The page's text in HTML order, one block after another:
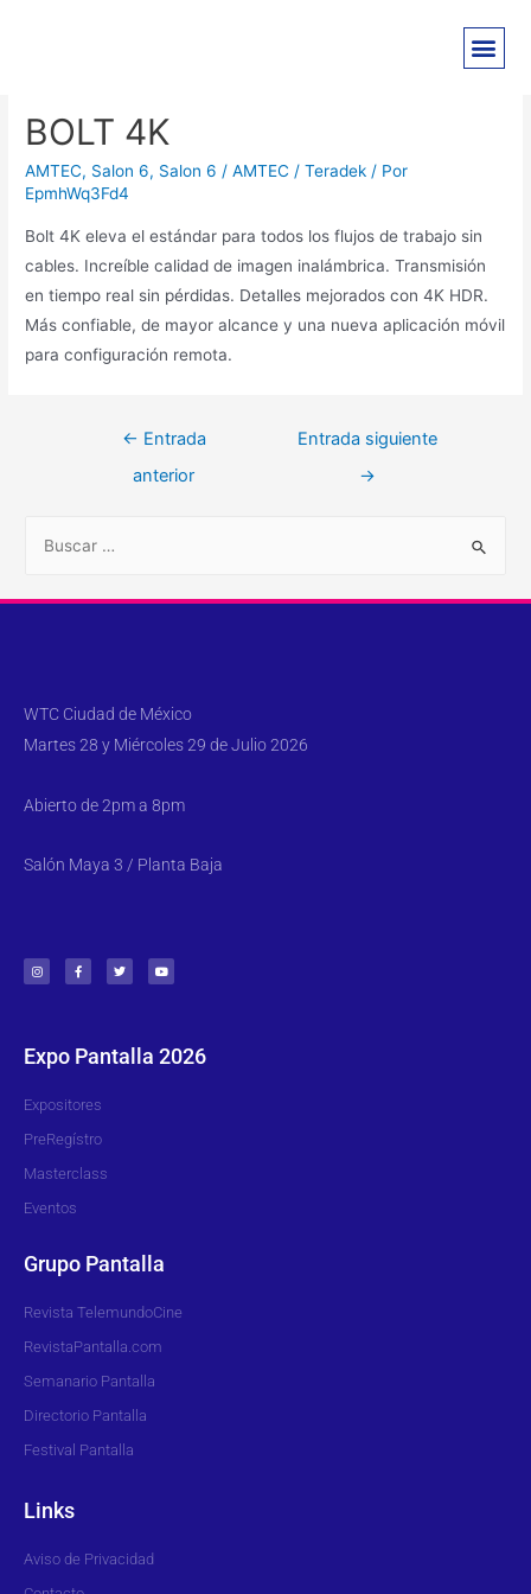
BOLT 4K
AMTEC, Salon 6, Salon 6 / AMTEC / Teradek / Por
EpmhWq3Fd4
Bolt 4K eleva el estándar para todos los flujos de trabajo sin
cables. Increíble calidad de imagen inalámbrica. Transmisión
en tiempo real sin pérdidas. Detalles mejorados con 4K HDR.
Más confiable, de mayor alcance y una nueva aplicación móvil
para configuración remota.
← Entrada
anterior
Entrada siguiente
→
WTC Ciudad de México
Martes 28 y Miércoles 29 de Julio 2026
Abierto de 2pm a 8pm
Salón Maya 3 / Planta Baja
Expo Pantalla 2026
Expositores
PreRegístro
Masterclass
Eventos
Grupo Pantalla
Revista TelemundoCine
RevistaPantalla.com
Semanario Pantalla
Directorio Pantalla
Festival Pantalla
Links
Aviso de Privacidad